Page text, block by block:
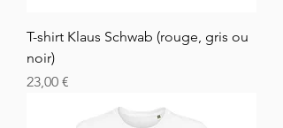
T-shirt Klaus Schwab (rouge, gris ou
noir)
Prix
23,00 €